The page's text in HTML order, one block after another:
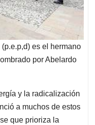
es el hermano
por Abelardo
y la radicalización
a muchos de estos
que prioriza la